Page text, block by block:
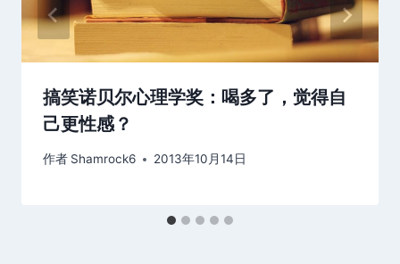
搞笑诺贝尔心理学奖：喝多了，觉得自
己更性感？
作者 Shamrock6 2013年10月14日